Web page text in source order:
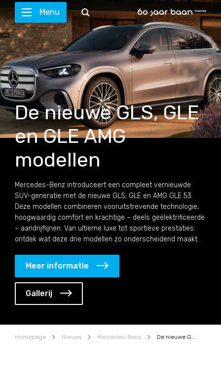
Menu
De nieuwe GLS, GLE
en GLE AMG
modellen
Mercedes-Benz introduceert een compleet vernieuwde
SUV-generatie met de nieuwe GLS, GLE en AMG GLE 53.
Deze modellen combineren vooruitstrevende technologie,
hoogwaardig comfort en krachtige – deels geëlektrificeerde
– aandrijflijnen. Van ultieme luxe tot sportieve prestaties:
ontdek wat deze drie modellen zo onderscheidend maakt.
Meer informatie
Gallerij
Homepage Nieuws Mercedes-Benz De nieuwe GLS, GLE en GLE AMG modellen